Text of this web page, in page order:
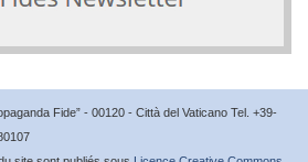
Fide” - 00120 - Città del Vaticano Tel. +39-